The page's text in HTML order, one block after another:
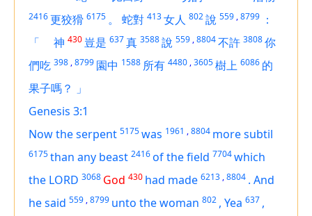
2416更狡猾 6175 。 蛇對 413女人 802說 559 ,8799 ：
「
神 430 豈是 637真 3588說 559 ,8804不許 3808你
們吃 398 ,8799 園中 1588 所有 4480 ,3605樹上 6086 的
果子嗎？ 」
Genesis 3:1
Now the serpent 5175was 1961 ,8804 more subtil
6175than any beast 2416of the field 7704which
the LORD 3068 God 430 had made 6213 ,8804 . And
he said 559 ,8799 unto the woman 802 , Yea 637 ,